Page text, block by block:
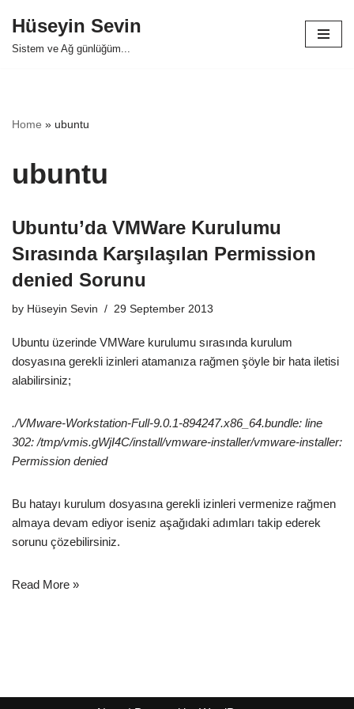
Skip
Hüseyin Sevin
Sistem ve Ağ günlüğüm...
Home » ubuntu
ubuntu
Ubuntu’da VMWare Kurulumu
Sırasında Karşılaşılan Permission
denied Sorunu
by Hüseyin Sevin 29 September 2013
Ubuntu üzerinde VMWare kurulumu sırasında kurulum
dosyasına gerekli izinleri atamanıza rağmen şöyle bir hata iletisi
alabilirsiniz;
./VMware-Workstation-Full-9.0.1-894247.x86_64.bundle: line
302: /tmp/vmis.gWjI4C/install/vmware-installer/vmware-installer:
Permission denied
Bu hatayı kurulum dosyasına gerekli izinleri vermenize rağmen
almaya devam ediyor iseniz aşağıdaki adımları takip ederek
sorunu çözebilirsiniz.
Read More »